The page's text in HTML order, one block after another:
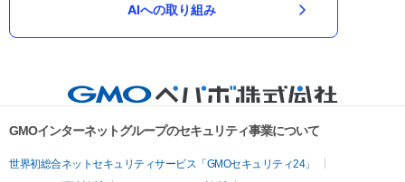
AIへの取り組み
GMOインターネットグループのセキュリティ事業について
世界初総合ネットセキュリティサービス「GMOセキュリティ24」